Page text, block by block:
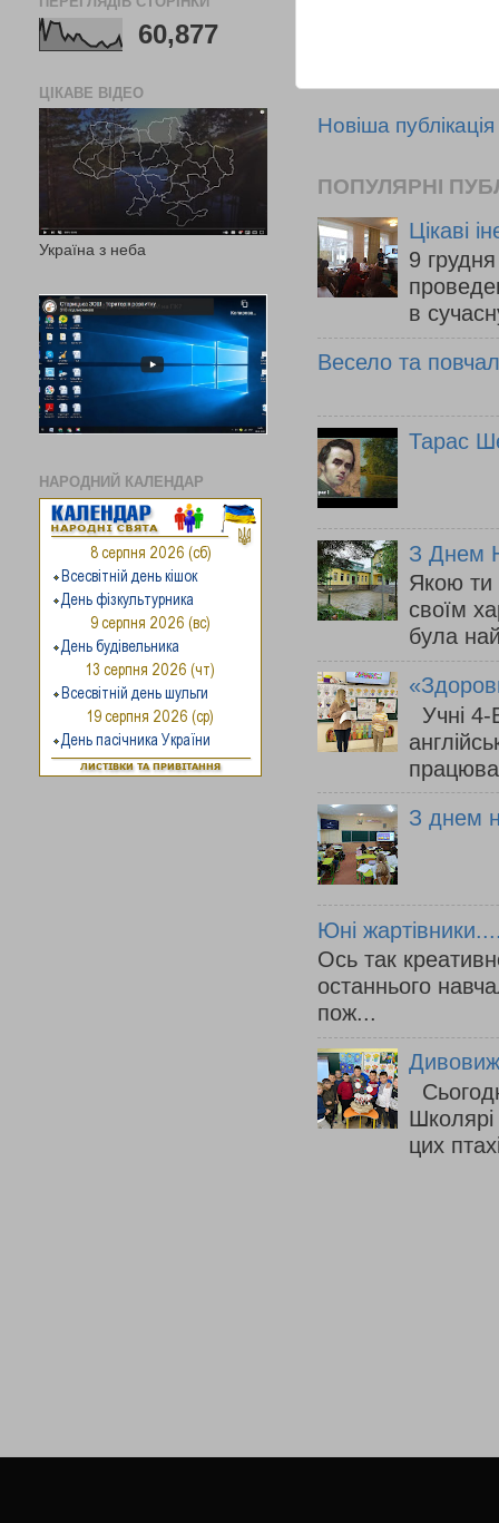
Новіша публікація
ПОПУЛЯРНІ
Цікаві
9
в
Весело та
Тарас
З Днем
Якою ти
своїм
була
Учні
З днем
Юні
Ось так
останнього
пож...
цих
60,877
ЦІКАВЕ ВІДЕО
Україна з неба
НАРОДНИЙ КАЛЕНДАР